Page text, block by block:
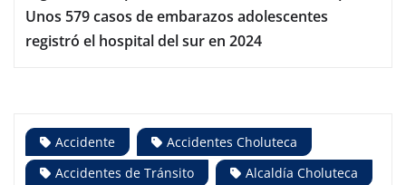
Unos 579 casos de embarazos adolescentes
registró el hospital del sur en 2024
Accidente
Accidentes Choluteca
Accidentes de Tránsito
Alcaldía Choluteca